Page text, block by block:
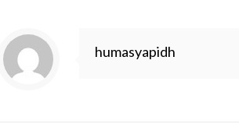
humasyapidh